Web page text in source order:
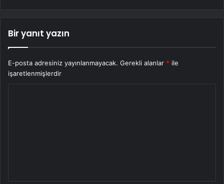
Bir yanıt yazın
E-posta adresiniz yayınlanmayacak. Gerekli alanlar * ile
işaretlenmişlerdir